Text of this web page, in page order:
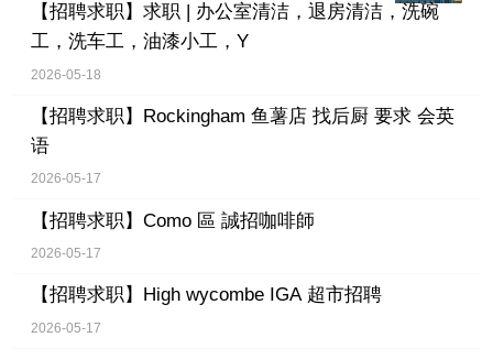
【招聘求职】 求职 | 办公室清洁，退房清洁，洗碗
工，洗车工，油漆小工，Y
2026-05-18
【招聘求职】 Rockingham 鱼薯店 找后厨 要求 会英
语
2026-05-17
【招聘求职】 Como 區 誠招咖啡師
2026-05-17
【招聘求职】 High wycombe IGA 超市招聘
2026-05-17